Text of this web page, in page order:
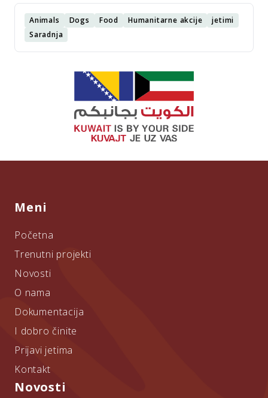
Animals Dogs Food Humanitarne akcije
jetimi
Saradnja
Meni
Početna
Trenutni projekti
Novosti
O nama
Dokumentacija
I dobro činite
Prijavi jetima
Kontakt
Novosti